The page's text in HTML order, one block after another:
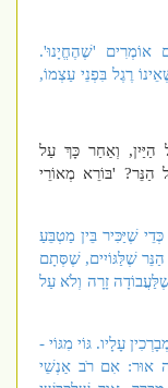
'שֶׁהֶחֱיָנוּ'.
רֶגֶל בִּפְנֵי עַצְמוֹ,
וְאַחַר כָּךְ עַל
'בּוֹרֵא מְאוֹרֵי
שֶׁיַּכִּיר בֵּין מַטְבֵּעַ
שֶׁלַּגּוֹיִים, שֶׁסְּתָם
זָרָה וְלֹא עַל
עָלָיו. גּוֹי מִגּוֹי -
אוּר: אִם רֹב אַנְשֵׁי